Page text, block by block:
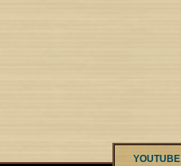
YOUTUBE